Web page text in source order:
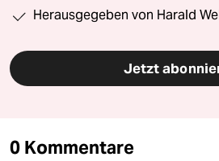
Herausgegeben von Harald
Jetzt
0 Kommentare